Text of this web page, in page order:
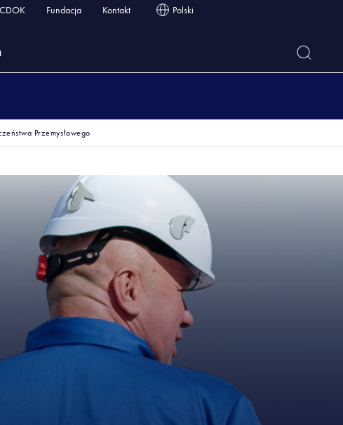
CDOK Fundacja Kontakt Polski
Przemysłowego